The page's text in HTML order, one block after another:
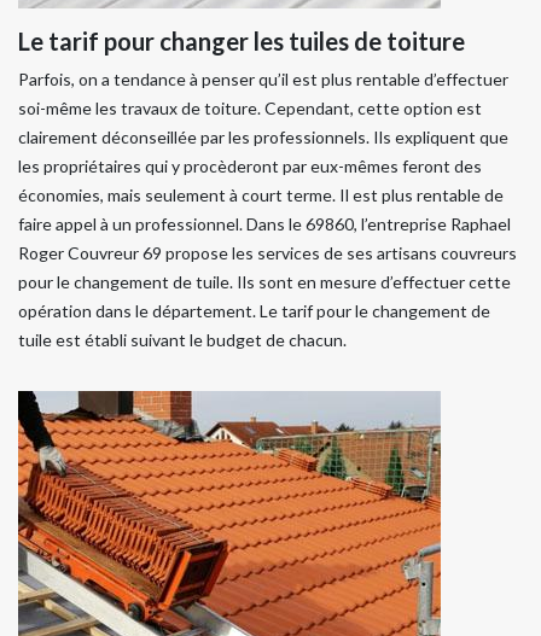
Le tarif pour changer les tuiles de toiture
Parfois, on a tendance à penser qu’il est plus rentable d’effectuer
soi-même les travaux de toiture. Cependant, cette option est
clairement déconseillée par les professionnels. Ils expliquent que
les propriétaires qui y procèderont par eux-mêmes feront des
économies, mais seulement à court terme. Il est plus rentable de
faire appel à un professionnel. Dans le 69860, l’entreprise Raphael
Roger Couvreur 69 propose les services de ses artisans couvreurs
pour le changement de tuile. Ils sont en mesure d’effectuer cette
opération dans le département. Le tarif pour le changement de
tuile est établi suivant le budget de chacun.